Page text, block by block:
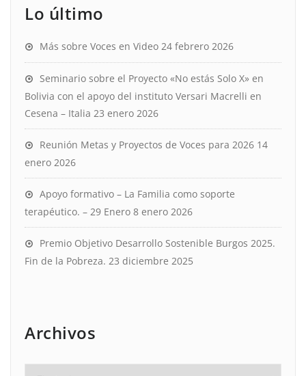
Lo último
Más sobre Voces en Video 24 febrero 2026
Seminario sobre el Proyecto «No estás Solo X» en
Bolivia con el apoyo del instituto Versari Macrelli en
Cesena – Italia 23 enero 2026
Reunión Metas y Proyectos de Voces para 2026 14
enero 2026
Apoyo formativo – La Familia como soporte
terapéutico. – 29 Enero 8 enero 2026
Premio Objetivo Desarrollo Sostenible Burgos 2025.
Fin de la Pobreza. 23 diciembre 2025
Archivos